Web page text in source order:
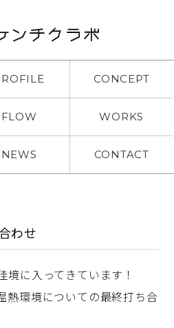
CONCEPT
FLOW WORKS
NEWS CONTACT
わせ
に入ってきています！
熱環境についての最終打ち合